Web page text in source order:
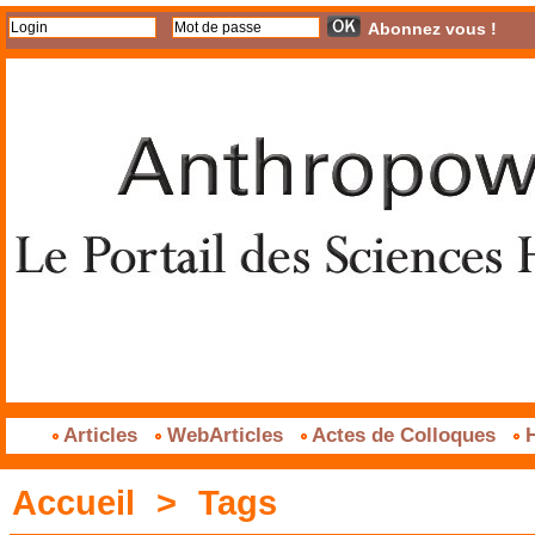
Abonnez vous !
Articles WebArticles Actes de Colloques
Accueil > Tags